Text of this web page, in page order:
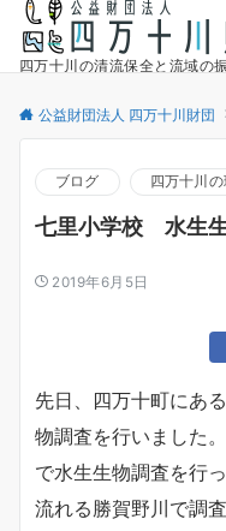
四万十川の清流保全と流域の
公益財団法人 四万十川財団
ブログ 四万十川
七里小学校 水生
2019年6月5日
先日、四万十町にあ
物調査を行いました
で水生生物調査を行
流れる勝賀野川で調